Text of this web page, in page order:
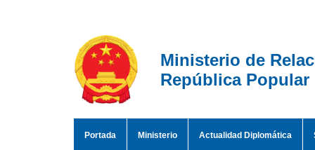
Ministerio de
República Popular
Portada Ministerio Actualidad Diplomática